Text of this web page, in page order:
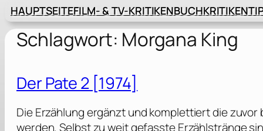
HAUPTSEITEFILM- & TV-KRITIKENBUCHKRITIKEN
Schlagwort: Morgana King
Der Pate 2 [1974]
Die Erzählung ergänzt und komplettiert die
werden. Selbst zu weit gefasste Erzählstränge